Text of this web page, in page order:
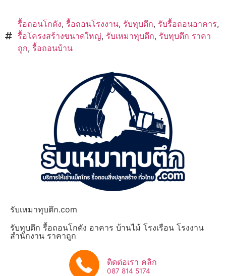
รื้อถอนโกดัง, รื้อถอนโรงงาน, รับทุบตึก, รับรื้อถอนอาคาร,
รื้อโครงสร้างขนาดใหญ่, รับเหมาทุบตึก, รับทุบตึก ราคา
ถูก, รื้อถอนบ้าน
รับเหมาทุบตึก.com
รับทุบตึก รื้อถอนโกดัง อาคาร บ้านไม้ โรงเรือน โรงงาน
สำนักงาน ราคาถูก
ติดต่อเรา คลิก
087 814 5174